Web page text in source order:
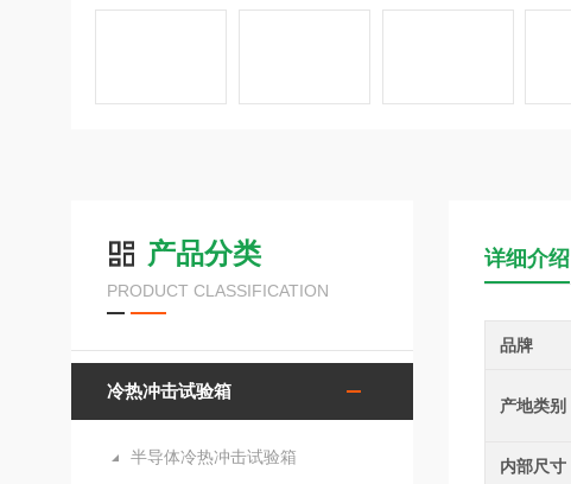
产品分类
PRODUCT CLASSIFICATION
冷热冲击试验箱
半导体冷热冲击试验箱
详细介绍
品牌
产地类别
内部尺寸